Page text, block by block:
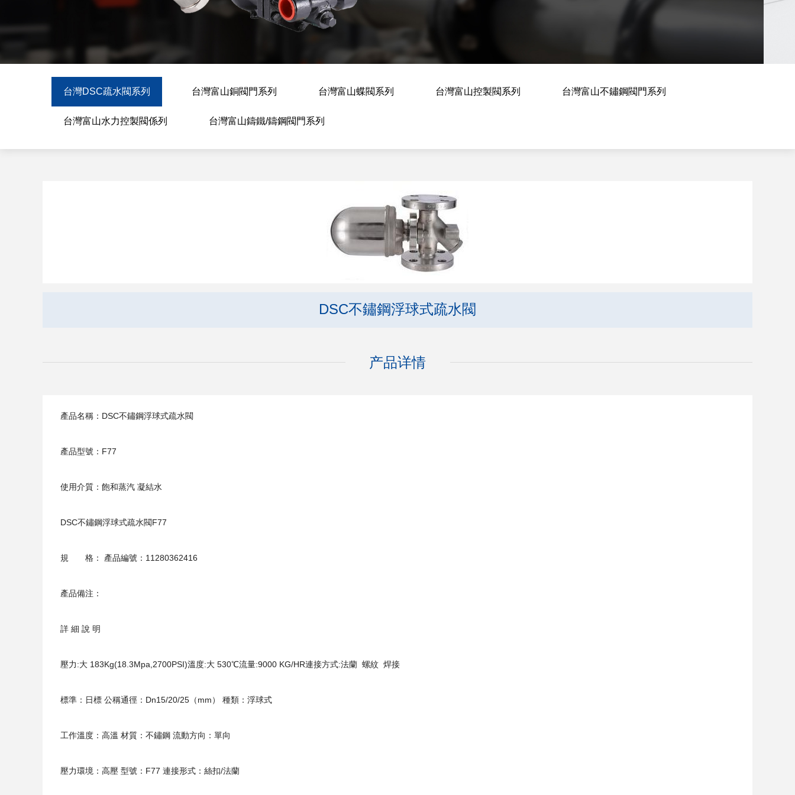
台灣DSC疏水閥系列 台灣富山銅閥門系列 台灣富山蝶閥系列 台灣富山控製閥系列 台灣富山不鏽鋼閥門系列
台灣富山水力控製閥係列 台灣富山鑄鐵/鑄鋼閥門系列
DSC不鏽鋼浮球式疏水閥
产品详情
產品名稱：DSC不鏽鋼浮球式疏水閥
產品型號：F77
使用介質：飽和蒸汽 凝結水
DSC不鏽鋼浮球式疏水閥F77
規 格： 產品編號：11280362416
產品備注：
詳 細 說 明
壓力:大 183Kg(18.3Mpa,2700PSI)溫度:大 530℃流量:9000 KG/HR連接方式:法蘭 螺紋 焊接
標準：日標 公稱通徑：Dn15/20/25（mm） 種類：浮球式
工作溫度：高溫 材質：不鏽鋼 流動方向：單向
壓力環境：高壓 型號：F77 連接形式：絲扣/法蘭